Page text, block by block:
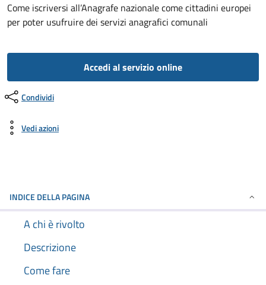
Come iscriversi all’Anagrafe nazionale come cittadini europei
per poter usufruire dei servizi anagrafici comunali
Accedi al servizio online
Condividi
Vedi azioni
INDICE DELLA PAGINA
A chi è rivolto
Descrizione
Come fare